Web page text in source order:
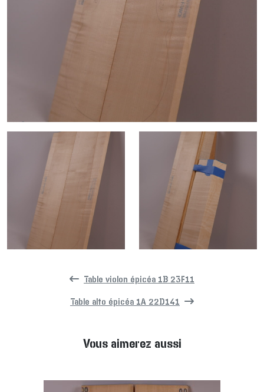
Table violon épicéa 1B 23F11
Table alto épicéa 1A 22D141
Vous aimerez aussi